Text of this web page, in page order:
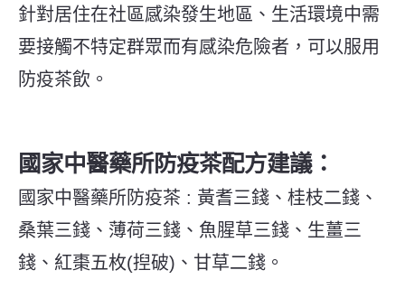
針對居住在社區感染發生地區、生活環境中需
要接觸不特定群眾而有感染危險者，可以服用
防疫茶飲。
國家中醫藥所防疫茶配方建議：
國家中醫藥所防疫茶 : 黃耆三錢、桂枝二錢、
桑葉三錢、薄荷三錢、魚腥草三錢、生薑三
錢、紅棗五枚(揑破)、甘草二錢。